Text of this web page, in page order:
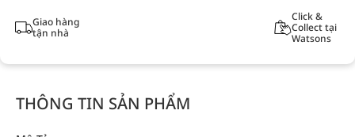
Giao hàng
tận nhà
Click &
Collect tại
Watsons
THÔNG TIN SẢN PHẨM